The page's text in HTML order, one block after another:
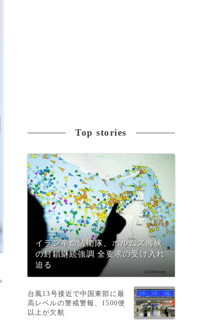
Top stories
イラン革命防衛隊、ホルムズ海峡
の封鎖継続強調 全要求の受け入れ
迫る
台風13号接近で中国東部に最
高レベルの警戒警報、1500便
以上が欠航